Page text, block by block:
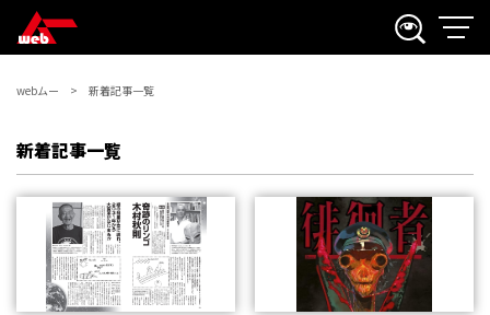
webムー 新着記事一覧
新着記事一覧